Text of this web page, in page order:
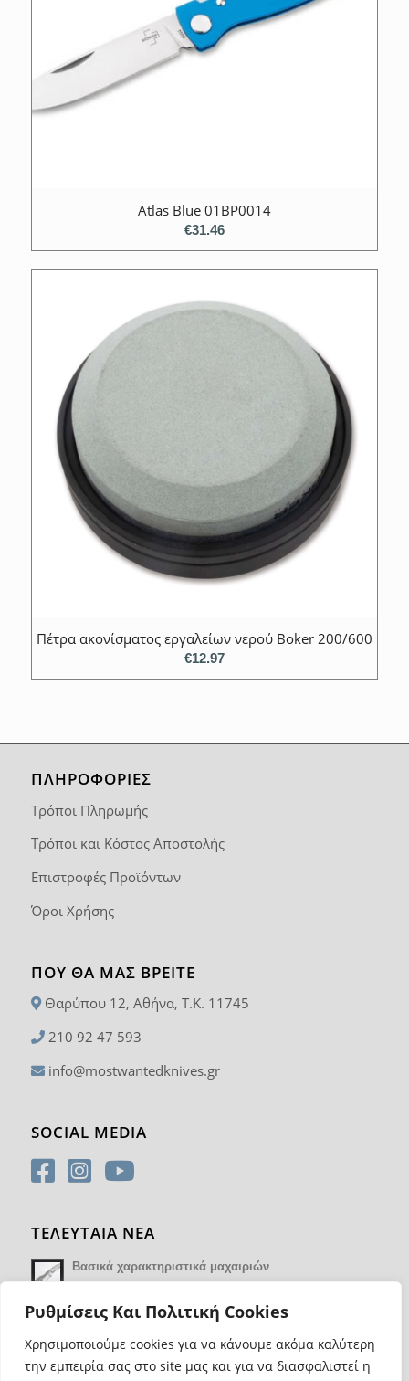
Ρυθμίσεις Και Πολιτική Cookies
Χρησιμοποιούμε cookies για να κάνουμε ακόμα καλύτερη
την εμπειρία σας στο site μας και για να διασφαλιστεί η
Atlas Blue 01BP0014
€31.46
Πέτρα ακονίσματος εργαλείων νερού Boker 200/600
€12.97
ΠΛΗΡΟΦΟΡΙΕΣ
Τρόποι Πληρωμής
Τρόποι και Κόστος Αποστολής
Επιστροφές Προϊόντων
Όροι Χρήσης
ΠΟΥ ΘΑ ΜΑΣ ΒΡΕΊΤΕ
Θαρύπου 12, Αθήνα, T.K. 11745
210 92 47 593
info@mostwantedknives.gr
SOCIAL MEDIA
ΤΕΛΕΥΤΑΙΑ ΝΕΑ
Βασικά χαρακτηριστικά μαχαιριών
14 Φεβρουαρίου 2018 - 17:21